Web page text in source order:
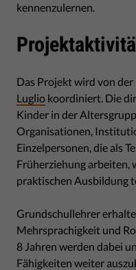
kennenzulernen.
Das Projekt wird von
Luglio koordiniert. Die
Kinder in der
Organisationen,
Einzelpersonen, die als
Früherziehung arbeiten,
praktischen Ausbildung
Grundschullehrer
Mehrsprachigkeit und
8 Jahren werden dabei
Fähigkeiten weiter